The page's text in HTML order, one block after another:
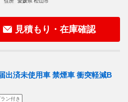
見積もり・在庫確認
出済未使用車 禁煙車 衝突軽減B
ン付き